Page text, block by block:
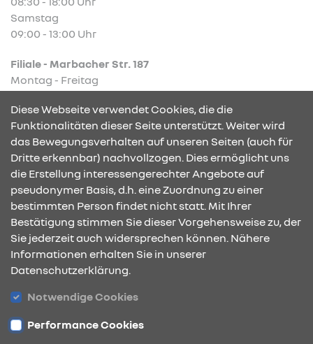
Samstag
09:00 - 13:00 Uhr
Filiale - Marbacher Str. 187
Montag - Freitag
13:00 - 17:00 Uhr
KONTAKT & ANFAHRT
ÖFFNUNGSZEITEN
Diese Webseite verwendet Cookies, die die
Funktionalitäten dieser Seite unterstützt. Weiter wird
das Bewegungsverhalten auf unseren Seiten (auch für
Dritte erkennbar) nachvollzogen. Dies ermöglicht uns
die Erstellung interessengerechter Angebote auf
pseudonymer Basis, d.h. eine Zuordnung zu einer
bestimmten Person findet nicht statt. Mit Ihrer
Bestätigung stimmen Sie dieser Vorgehensweise zu, der
Sie jederzeit auch widersprechen können. Nähere
Informationen erhalten Sie in unserer
Datenschutzerklärung.
Notwendige Cookies
Performance Cookies